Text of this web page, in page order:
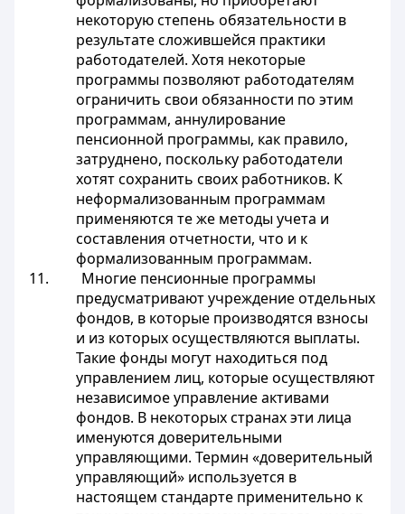
некоторую степень обязательности в
результате сложившейся практики
работодателей. Хотя некоторые
программы позволяют работодателям
ограничить свои обязанности по этим
программам, аннулирование
пенсионной программы, как правило,
затруднено, поскольку работодатели
хотят сохранить своих работников. К
неформализованным программам
применяются те же методы учета и
составления отчетности, что и к
формализованным программам.
11. Многие пенсионные программы
предусматривают учреждение отдельных
фондов, в которые производятся взносы
и из которых осуществляются выплаты.
Такие фонды могут находиться под
управлением лиц, которые осуществляют
независимое управление активами
фондов. В некоторых странах эти лица
именуются доверительными
управляющими. Термин «доверительный
управляющий» используется в
настоящем стандарте применительно к